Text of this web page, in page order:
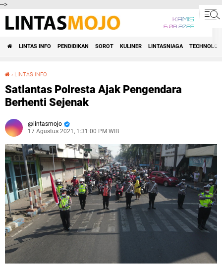
-->
KAMIS
6 08 2026
LINTAS INFO PENDIDIKAN SOROT KULINER LINTASNIAGA
› LINTAS INFO
Satlantas Polresta Ajak Pengendara
Berhenti Sejenak
lintasmojo
17 Agustus 2021, 1:31:00 PM WIB